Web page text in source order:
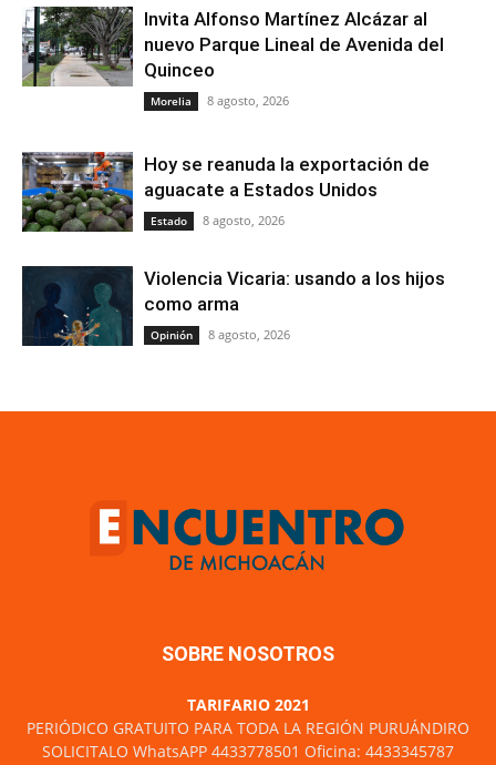
Invita Alfonso Martínez Alcázar al
nuevo Parque Lineal de Avenida del
Quinceo
Morelia 8 agosto, 2026
Hoy se reanuda la exportación de
aguacate a Estados Unidos
Estado 8 agosto, 2026
Violencia Vicaria: usando a los hijos
como arma
Opinión 8 agosto, 2026
SOBRE NOSOTROS
TARIFARIO 2021
PERIÓDICO GRATUITO PARA TODA LA REGIÓN PURUÁNDIRO
SOLICITALO WhatsAPP 4433778501 Oficina: 4433345787